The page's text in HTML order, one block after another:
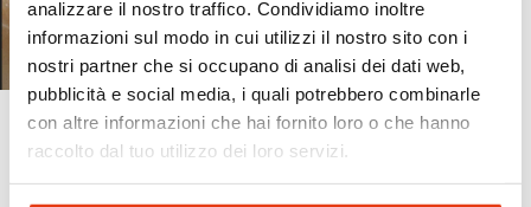
analizzare il nostro traffico. Condividiamo inoltre
informazioni sul modo in cui utilizzi il nostro sito con i
nostri partner che si occupano di analisi dei dati web,
pubblicità e social media, i quali potrebbero combinarle
con altre informazioni che hai fornito loro o che hanno
raccolto dal tuo utilizzo dei loro servizi.